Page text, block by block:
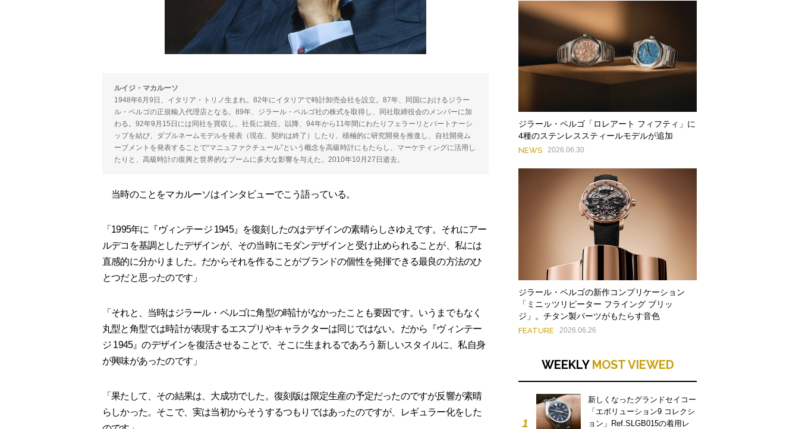
ルイジ・マカルーソ
1948年6月9日、イタリア・トリノ生まれ。82年にイタリアで時計卸売会社を設立。87年、同国におけるジラー
ル・ペルゴの正規輸入代理店となる。89年、ジラール・ペルゴ社の株式を取得し、同社取締役会のメンバーに加
わる。92年9月15日には同社を買収し、社長に就任。以降、94年から11年間にわたりフェラーリとパートナーシ
ップを結び、ダブルネームモデルを発表（現在、契約は終了）したり、積極的に研究開発を推進し、自社開発ム
ーブメントを発表することで“マニュファクチュール”という概念を高級時計にもたらし、マーケティングに活用し
たりと、高級時計の復興と世界的なブームに多大な影響を与えた。2010年10月27日逝去。
当時のことをマカルーソはインタビューでこう語っている。
「1995年に『ヴィンテージ 1945』を復刻したのはデザインの素晴らしさゆえです。それにアー
ルデコを基調としたデザインが、その当時にモダンデザインと受け止められることが、私には
直感的に分かりました。だからそれを作ることがブランドの個性を発揮できる最良の方法のひ
とつだと思ったのです」
「それと、当時はジラール・ペルゴに角型の時計がなかったことも要因です。いうまでもなく
丸型と角型では時計が表現するエスプリやキャラクターは同じではない。だから『ヴィンテー
ジ 1945』のデザインを復活させることで、そこに生まれるであろう新しいスタイルに、私自身
が興味があったのです」
「果たして、その結果は、大成功でした。復刻版は限定生産の予定だったのですが反響が素晴
らしかった。そこで、実は当初からそうするつもりではあったのですが、レギュラー化をした
ジラール・ペルゴ「ロレアート フィフティ」に
4種のステンレススティールモデルが追加
NEWS 2026.06.30
ジラール・ペルゴの新作コンプリケーション
「ミニッツリピーター フライング ブリッ
ジ」。チタン製パーツがもたらす音色
FEATURE 2026.06.26
WEEKLY MOST VIEWED
1
新しくなったグランドセイコー
「エボリューション9 コレクシ
ョン」Ref.SLGB015の着用レ